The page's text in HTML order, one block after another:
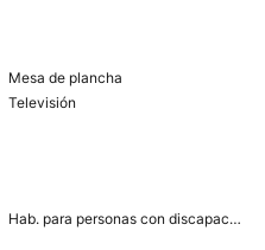
Mesa de plancha
Televisión
Hab. para personas con discapacidad